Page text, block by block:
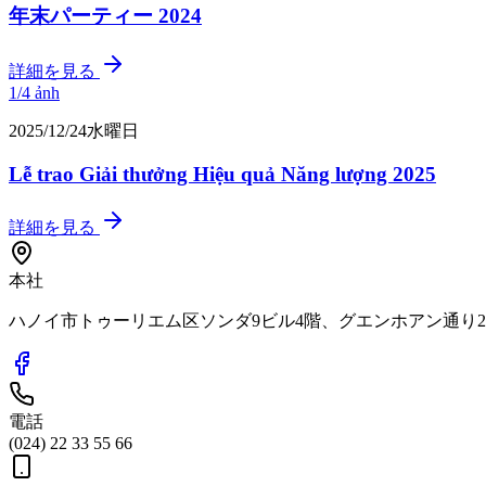
年末パーティー 2024
詳細を見る
1/4 ảnh
2025/12/24水曜日
Lễ trao Giải thưởng Hiệu quả Năng lượng 2025
詳細を見る
本社
ハノイ市トゥーリエム区ソンダ9ビル4階、グエンホアン通り
電話
(024) 22 33 55 66